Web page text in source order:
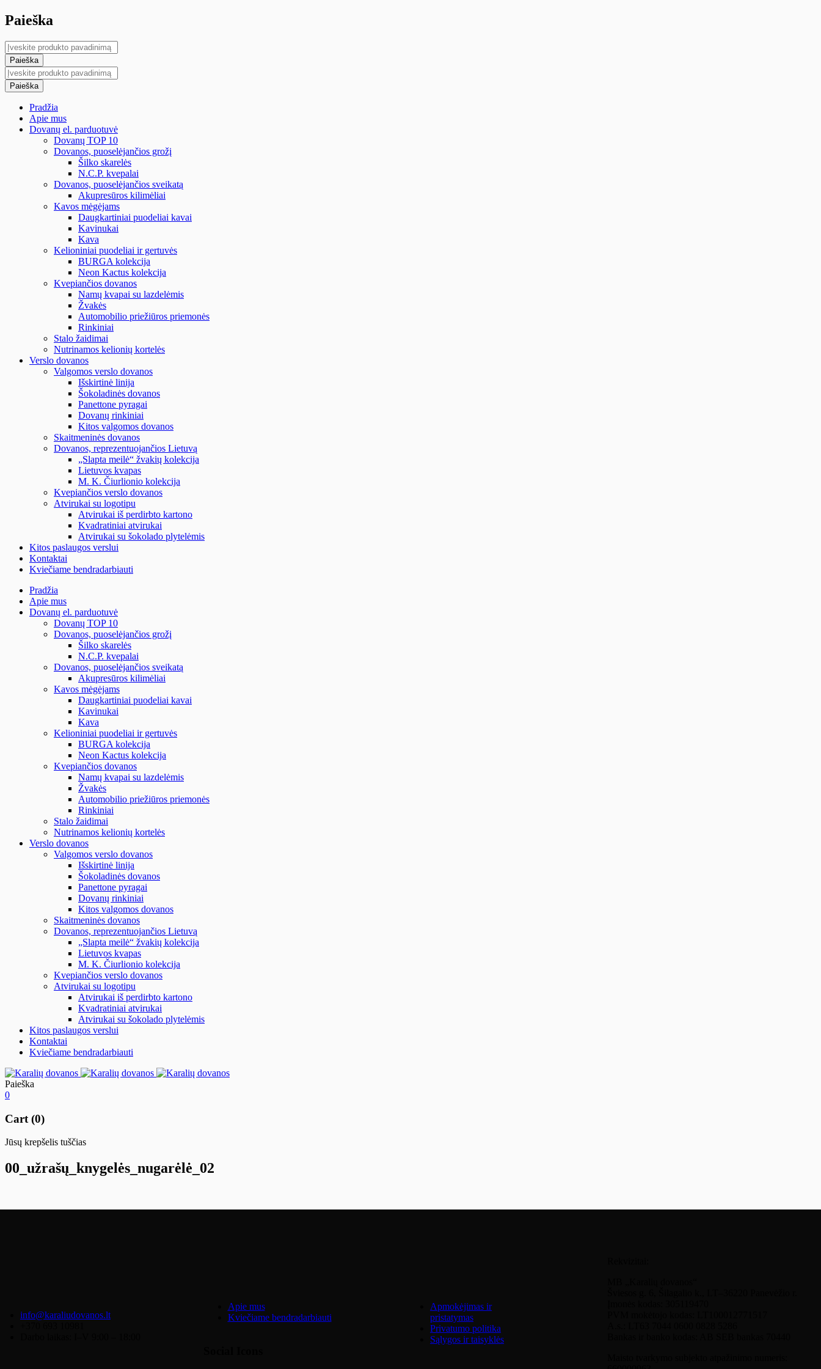
Paieška
Pradžia
Apie mus
Dovanų el. parduotuvė
Dovanų TOP 10
Dovanos, puoselėjančios grožį
Šilko skarelės
N.C.P. kvepalai
Dovanos, puoselėjančios sveikatą
Akupresūros kilimėliai
Kavos mėgėjams
Daugkartiniai puodeliai kavai
Kavinukai
Kava
Kelioniniai puodeliai ir gertuvės
BURGA kolekcija
Neon Kactus kolekcija
Kvepiančios dovanos
Namų kvapai su lazdelėmis
Žvakės
Automobilio priežiūros priemonės
Rinkiniai
Stalo žaidimai
Nutrinamos kelionių kortelės
Verslo dovanos
Valgomos verslo dovanos
Išskirtinė linija
Šokoladinės dovanos
Panettone pyragai
Dovanų rinkiniai
Kitos valgomos dovanos
Skaitmeninės dovanos
Dovanos, reprezentuojančios Lietuvą
„Slapta meilė“ žvakių kolekcija
Lietuvos kvapas
M. K. Čiurlionio kolekcija
Kvepiančios verslo dovanos
Atvirukai su logotipu
Atvirukai iš perdirbto kartono
Kvadratiniai atvirukai
Atvirukai su šokolado plytelėmis
Kitos paslaugos verslui
Kontaktai
Kviečiame bendradarbiauti
Pradžia
Apie mus
Dovanų el. parduotuvė
Dovanų TOP 10
Dovanos, puoselėjančios grožį
Šilko skarelės
N.C.P. kvepalai
Dovanos, puoselėjančios sveikatą
Akupresūros kilimėliai
Kavos mėgėjams
Daugkartiniai puodeliai kavai
Kavinukai
Kava
Kelioniniai puodeliai ir gertuvės
BURGA kolekcija
Neon Kactus kolekcija
Kvepiančios dovanos
Namų kvapai su lazdelėmis
Žvakės
Automobilio priežiūros priemonės
Rinkiniai
Stalo žaidimai
Nutrinamos kelionių kortelės
Verslo dovanos
Valgomos verslo dovanos
Išskirtinė linija
Šokoladinės dovanos
Panettone pyragai
Dovanų rinkiniai
Kitos valgomos dovanos
Skaitmeninės dovanos
Dovanos, reprezentuojančios Lietuvą
„Slapta meilė“ žvakių kolekcija
Lietuvos kvapas
M. K. Čiurlionio kolekcija
Kvepiančios verslo dovanos
Atvirukai su logotipu
Atvirukai iš perdirbto kartono
Kvadratiniai atvirukai
Atvirukai su šokolado plytelėmis
Kitos paslaugos verslui
Kontaktai
Kviečiame bendradarbiauti
Paieška
0
Cart (0)
Jūsų krepšelis tuščias
00_užrašų_knygelės_nugarėlė_02
info@karaliudovanos.lt
Apie mus
Kviečiame bendradarbiauti
Apmokėjimas ir
pristatymas
Privatumo politika
Sąlygos ir taisyklės